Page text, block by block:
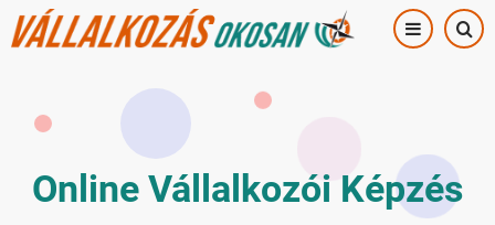
Ugrás
Online Vállalkozói Képzés